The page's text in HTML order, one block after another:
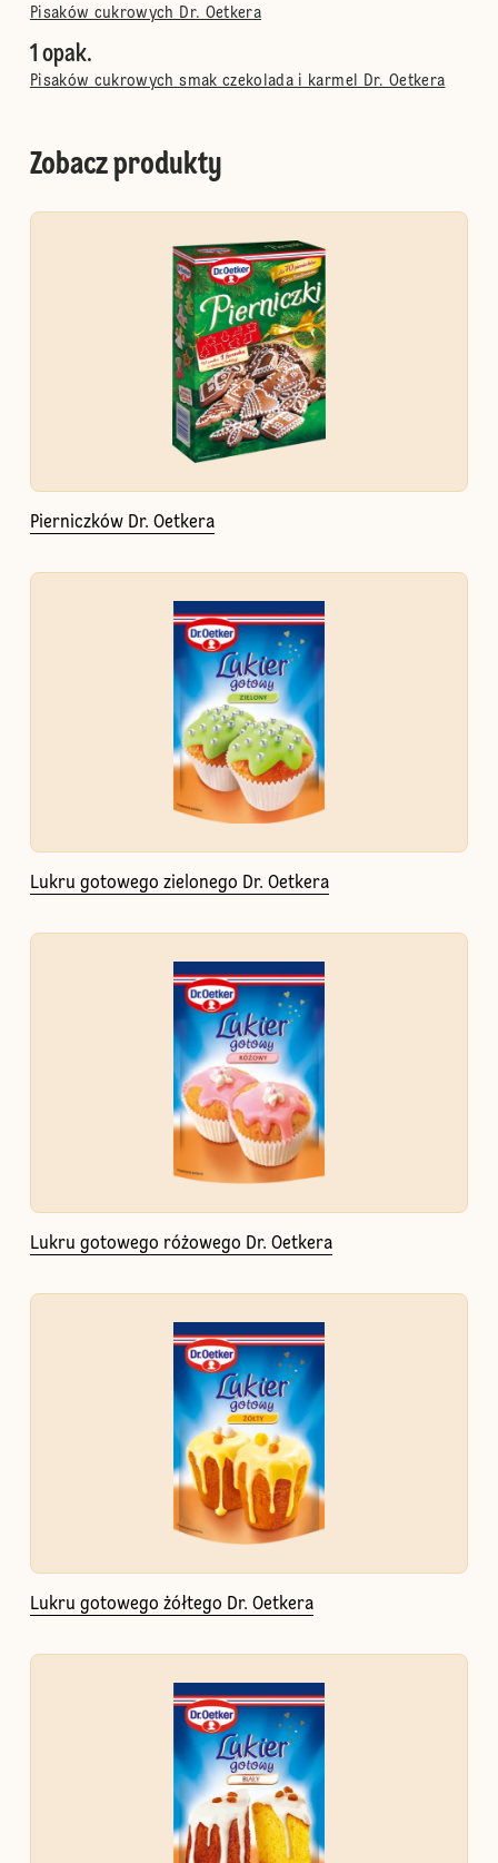
Pisaków cukrowych Dr. Oetkera
1 opak.
Pisaków cukrowych smak czekolada i karmel Dr. Oetkera
Zobacz produkty
Pierniczków Dr. Oetkera
Lukru gotowego zielonego Dr. Oetkera
Lukru gotowego różowego Dr. Oetkera
Lukru gotowego żółtego Dr. Oetkera